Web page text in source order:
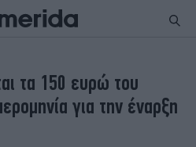
ΕΛΛΑΔΑ
ΚΟΣΜΟΣ
τα 150 ευρώ του
για την έναρξη